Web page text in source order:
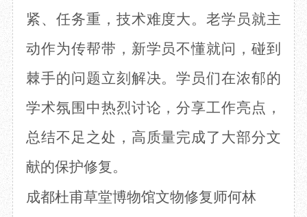
紧、任务重，技术难度大。老学员就主
动作为传帮带，新学员不懂就问，碰到
棘手的问题立刻解决。学员们在浓郁的
学术氛围中热烈讨论，分享工作亮点，
总结不足之处，高质量完成了大部分文
献的保护修复。
成都杜甫草堂博物馆文物修复师何林